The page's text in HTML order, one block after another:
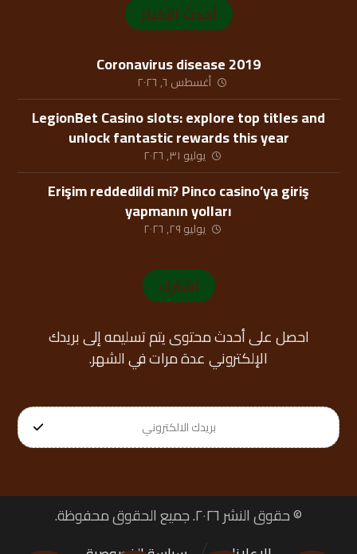
أحدث الأخبار
Coronavirus disease 2019
أغسطس ٦, ٢٠٢٦
LegionBet Casino slots: explore top titles and
unlock fantastic rewards this year
يوليو ٣١, ٢٠٢٦
Erişim reddedildi mi? Pinco casino’ya giriş
yapmanın yolları
يوليو ٢٩, ٢٠٢٦
اشترك
احصل على أحدث محتوى يتم تسليمه إلى بريدك
الإلكتروني عدة مرات في الشهر.
© حقوق النشر ٢٠٢٦. جميع الحقوق محفوظة.